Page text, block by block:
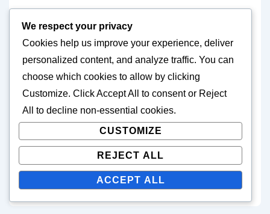
About Orion Blake
Pasjonat gier i entuzjasta Star Treka, Orion Blake
zagłębia się w uniwersum Star Trek Fleet Command. Z
talentem do odkrywania ukrytych skarbów i
promocyjnych perełek, dzieli się wskazówkami i
trikami, aby pomóc innym graczom maksymalnie
wykorzystać swoje doświadczenia w grze. Gdy nie
eksploruje ostatniej granicy, Orion lubi obserwować
gwiazdy i pisać krótkie opowiadania science fiction.
We respect your privacy
Cookies help us improve your experience, deliver
personalized content, and analyze traffic. You can
choose which cookies to allow by clicking
Customize. ClickAccept All to consent or Reject
All
to decline non-essential cookies.
CUSTOMIZE
REJECT ALL
ACCEPT ALL